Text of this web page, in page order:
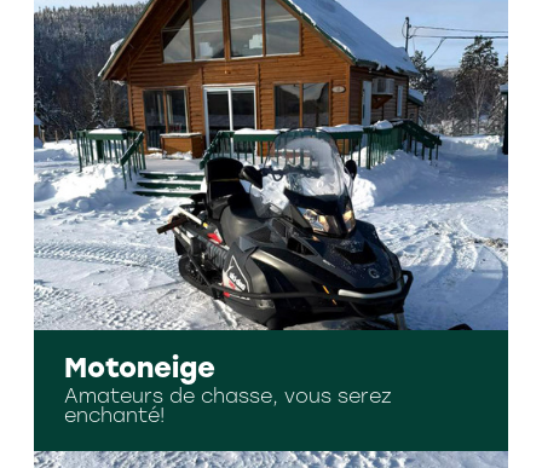
Motoneige
Amateurs de chasse, vous serez
enchanté!